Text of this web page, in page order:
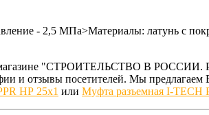
- 2,5 МПа>Материалы: латунь c
магазине "СТРОИТЕЛЬСТВО В РОССИИ.
и отзывы посетителей. Мы
НР 25x1 или Муфта разъемная I-TECH